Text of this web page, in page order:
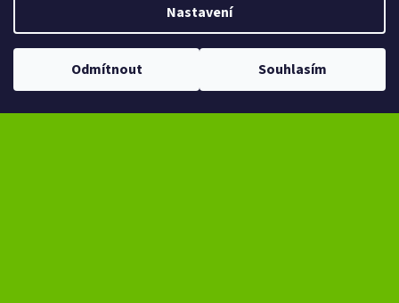
Nastavení
Odmítnout Souhlasím
Copyright 2026eXtrem-audio.cz. Všechna práva vyhrazena.
Upravit nastavení cookies